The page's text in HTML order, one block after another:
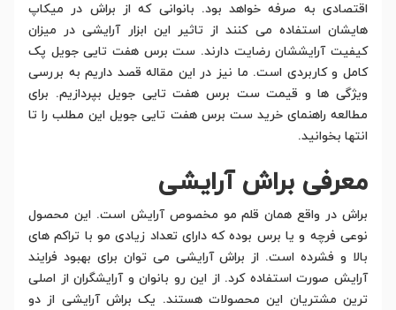
اقتصادی به صرفه خواهد بود. بانوانی که از براش در میکاپ
هایشان استفاده می کنند از تاثیر این ابزار آرایشی در میزان
کیفیت آرایششان رضایت دارند. ست برس هفت تایی جویل پک
کامل و کاربردی است. ما نیز در این مقاله قصد داریم به بررسی
ویژگی ها و قیمت ست برس هفت تایی جویل بپردازیم. برای
مطالعه راهنمای خرید ست برس هفت تایی جویل این مطلب را تا
انتها بخوانید.
معرفی براش آرایشی
براش در واقع همان قلم مو مخصوص آرایش است. این محصول
نوعی فرچه و یا برس بوده که دارای تعداد زیادی مو با تراکم های
بالا و فشرده است. از براش آرایشی می توان برای بهبود فرایند
آرایش صورت استفاده کرد. از این رو بانوان و آرایشگران از اصلی
ترین مشتریان این محصولات هستند. یک براش آرایشی از دو